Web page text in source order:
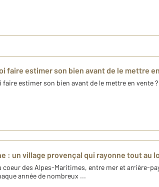
faire estimer son bien avant de le mettre
faire estimer son bien avant de le mettre en vente
: un village provençal qui rayonne tout au
coeur des Alpes-Maritimes, entre mer et arrière-
année de nombreux ...